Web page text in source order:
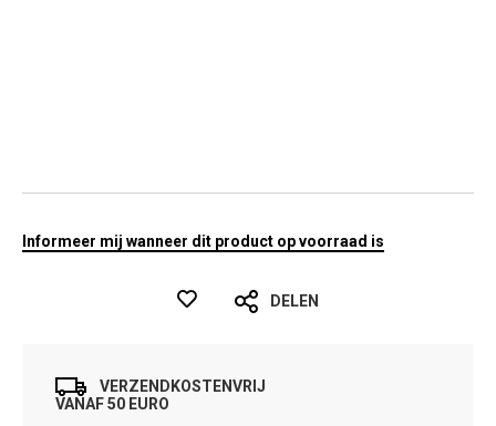
Informeer mij wanneer dit product op voorraad is
DELEN
VERZENDKOSTENVRIJ
VANAF 50 EURO